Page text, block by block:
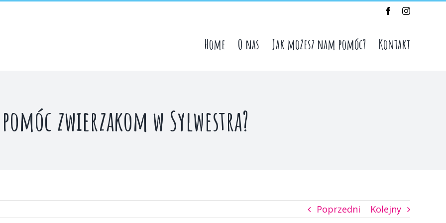
FacebookInstagram
Home O nas Jak możesz nam pomóc? Kontakt
zwierzakom w Sylwestra?
Poprzedni Kolejny